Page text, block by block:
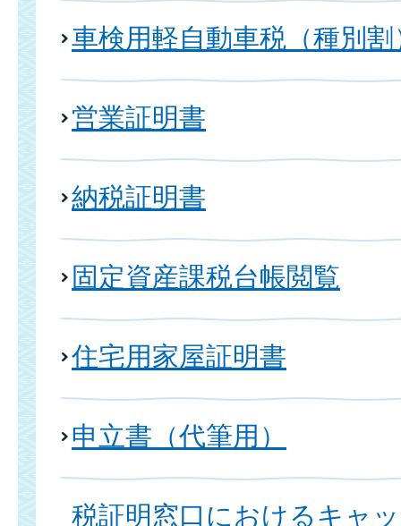
車検用軽自動車税（種別
営業証明書
納税証明書
固定資産課税台帳閲覧
住宅用家屋証明書
申立書（代筆用）
税証明窓口におけるキャ